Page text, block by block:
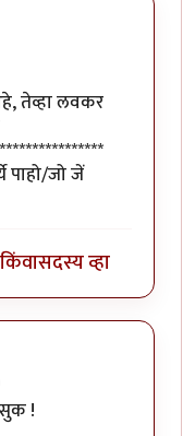
तेव्हा लवकर
पाहो/जो जें
किंवासदस्य व्हा
!